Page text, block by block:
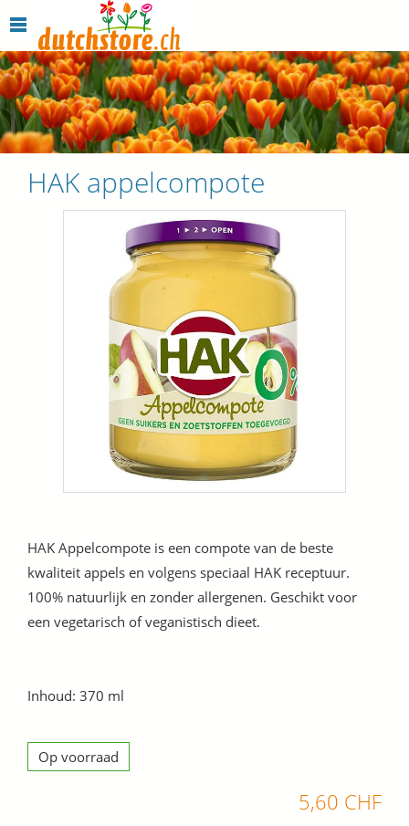
HAK appelcompote
HAK Appelcompote is een compote van de beste
kwaliteit appels en volgens speciaal HAK receptuur.
100% natuurlijk en zonder allergenen. Geschikt voor
een vegetarisch of veganistisch dieet.
Inhoud: 370 ml
Op voorraad
5,60 CHF